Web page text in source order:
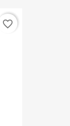
favorite_border